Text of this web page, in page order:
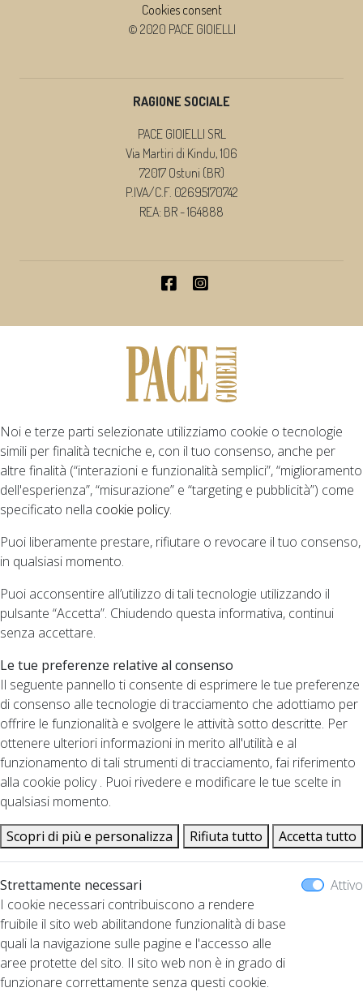
Cookies consent
© 2020 PACE GIOIELLI
RAGIONE SOCIALE
PACE GIOIELLI SRL
Via Martiri di Kindu, 106
72017 Ostuni (BR)
P.IVA/C.F. 02695170742
REA: BR - 164888
Noi e terze parti selezionate utilizziamo cookie o tecnologie
simili per finalità tecniche e, con il tuo consenso, anche per
altre finalità (“interazioni e funzionalità semplici”, “miglioramento
dell'esperienza”, “misurazione” e “targeting e pubblicità”) come
specificato nella cookie policy.
Puoi liberamente prestare, rifiutare o revocare il tuo consenso,
in qualsiasi momento.
Puoi acconsentire all’utilizzo di tali tecnologie utilizzando il
pulsante “Accetta”. Chiudendo questa informativa, continui
senza accettare.
Le tue preferenze relative al consenso
Il seguente pannello ti consente di esprimere le tue preferenze
di consenso alle tecnologie di tracciamento che adottiamo per
offrire le funzionalità e svolgere le attività sotto descritte. Per
ottenere ulteriori informazioni in merito all'utilità e al
funzionamento di tali strumenti di tracciamento, fai riferimento
alla cookie policy . Puoi rivedere e modificare le tue scelte in
qualsiasi momento.
Scopri di più e personalizza
Rifiuta tutto Accetta tutto
Strettamente necessari
I cookie necessari contribuiscono a rendere
fruibile il sito web abilitandone funzionalità di base
quali la navigazione sulle pagine e l'accesso alle
aree protette del sito. Il sito web non è in grado di
funzionare correttamente senza questi cookie.
Attivo